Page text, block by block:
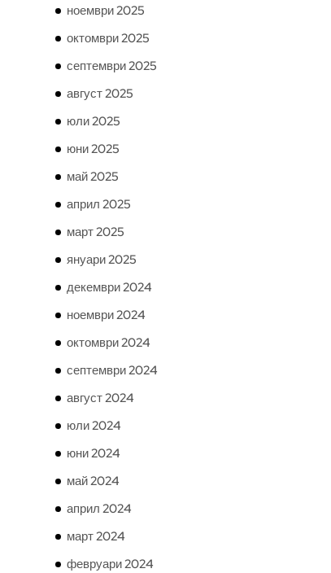
ноември 2025
октомври 2025
септември 2025
август 2025
юли 2025
юни 2025
май 2025
април 2025
март 2025
януари 2025
декември 2024
ноември 2024
октомври 2024
септември 2024
август 2024
юли 2024
юни 2024
май 2024
април 2024
март 2024
февруари 2024